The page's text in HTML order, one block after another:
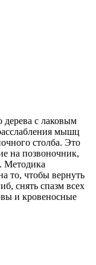
с лаковым
мышц
столба. Это
на позвоночник,
Методика
то, чтобы вернуть
снять спазм всех
и кровеносные